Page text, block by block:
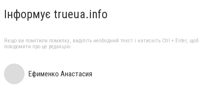
Інформує trueua.info
Якщо ви помітили помилку, виділіть необхідний текст і натисніть Ctrl + Enter, щоб
повідомити про це редакцію
Ефименко Анастасия